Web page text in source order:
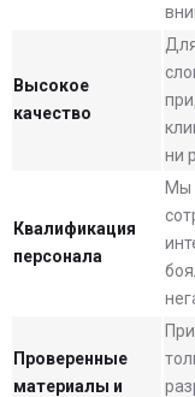
Высокое
качество
ни
Квалификация
персонала
Мы
Проверенные
материалы и